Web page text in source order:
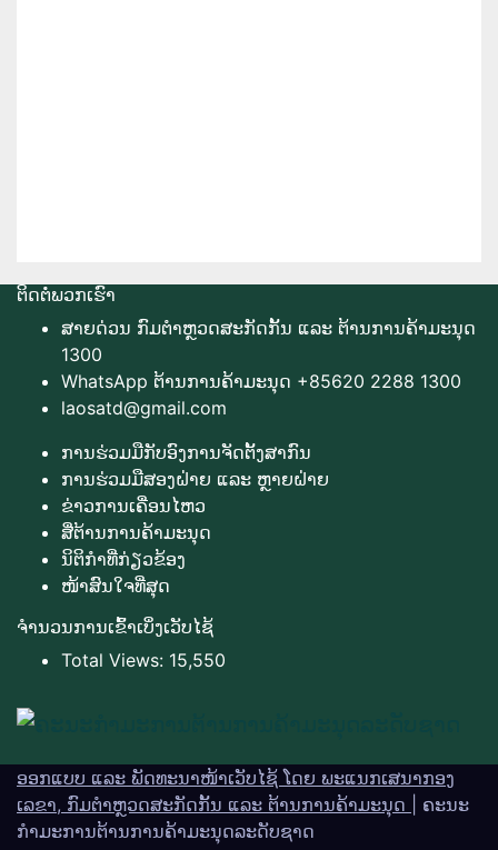
ຕິດຕໍ່ພວກເຮົາ
ສາຍດ່ວນ ກົມຕຳຫຼວດສະກັດກັ້ນ ແລະ ຕ້ານການຄ້າມະນຸດ
1300
WhatsApp ຕ້ານການຄ້າມະນຸດ +85620 2288 1300
laosatd@gmail.com
ການຮ່ວມມືກັບອົງການຈັດຕັ້ງສາກົນ
ການຮ່ວມມືສອງຝ່າຍ ແລະ ຫຼາຍຝ່າຍ
ຂ່າວການເຄື່ອນໄຫວ
ສື່ຕ້ານການຄ້າມະນຸດ
ນິຕິກຳທີ່ກ່ຽວຂ້ອງ
ໜ້າສົນໃຈທີ່ສຸດ
ຈຳນວນການເຂົ້າເບິ່ງເວັບໄຊ້
Total Views: 15,550
ອອກແບບ ແລະ ພັດທະນາໜ້າເວັບໄຊ້ ໂດຍ ພະແນກເສນາກອງ
ເລຂາ, ກົມຕຳຫຼວດສະກັດກັ້ນ ແລະ ຕ້ານການຄ້າມະນຸດ
ຄະນະ
ກຳມະການຕ້ານການຄ້າມະນຸດລະດັບຊາດ